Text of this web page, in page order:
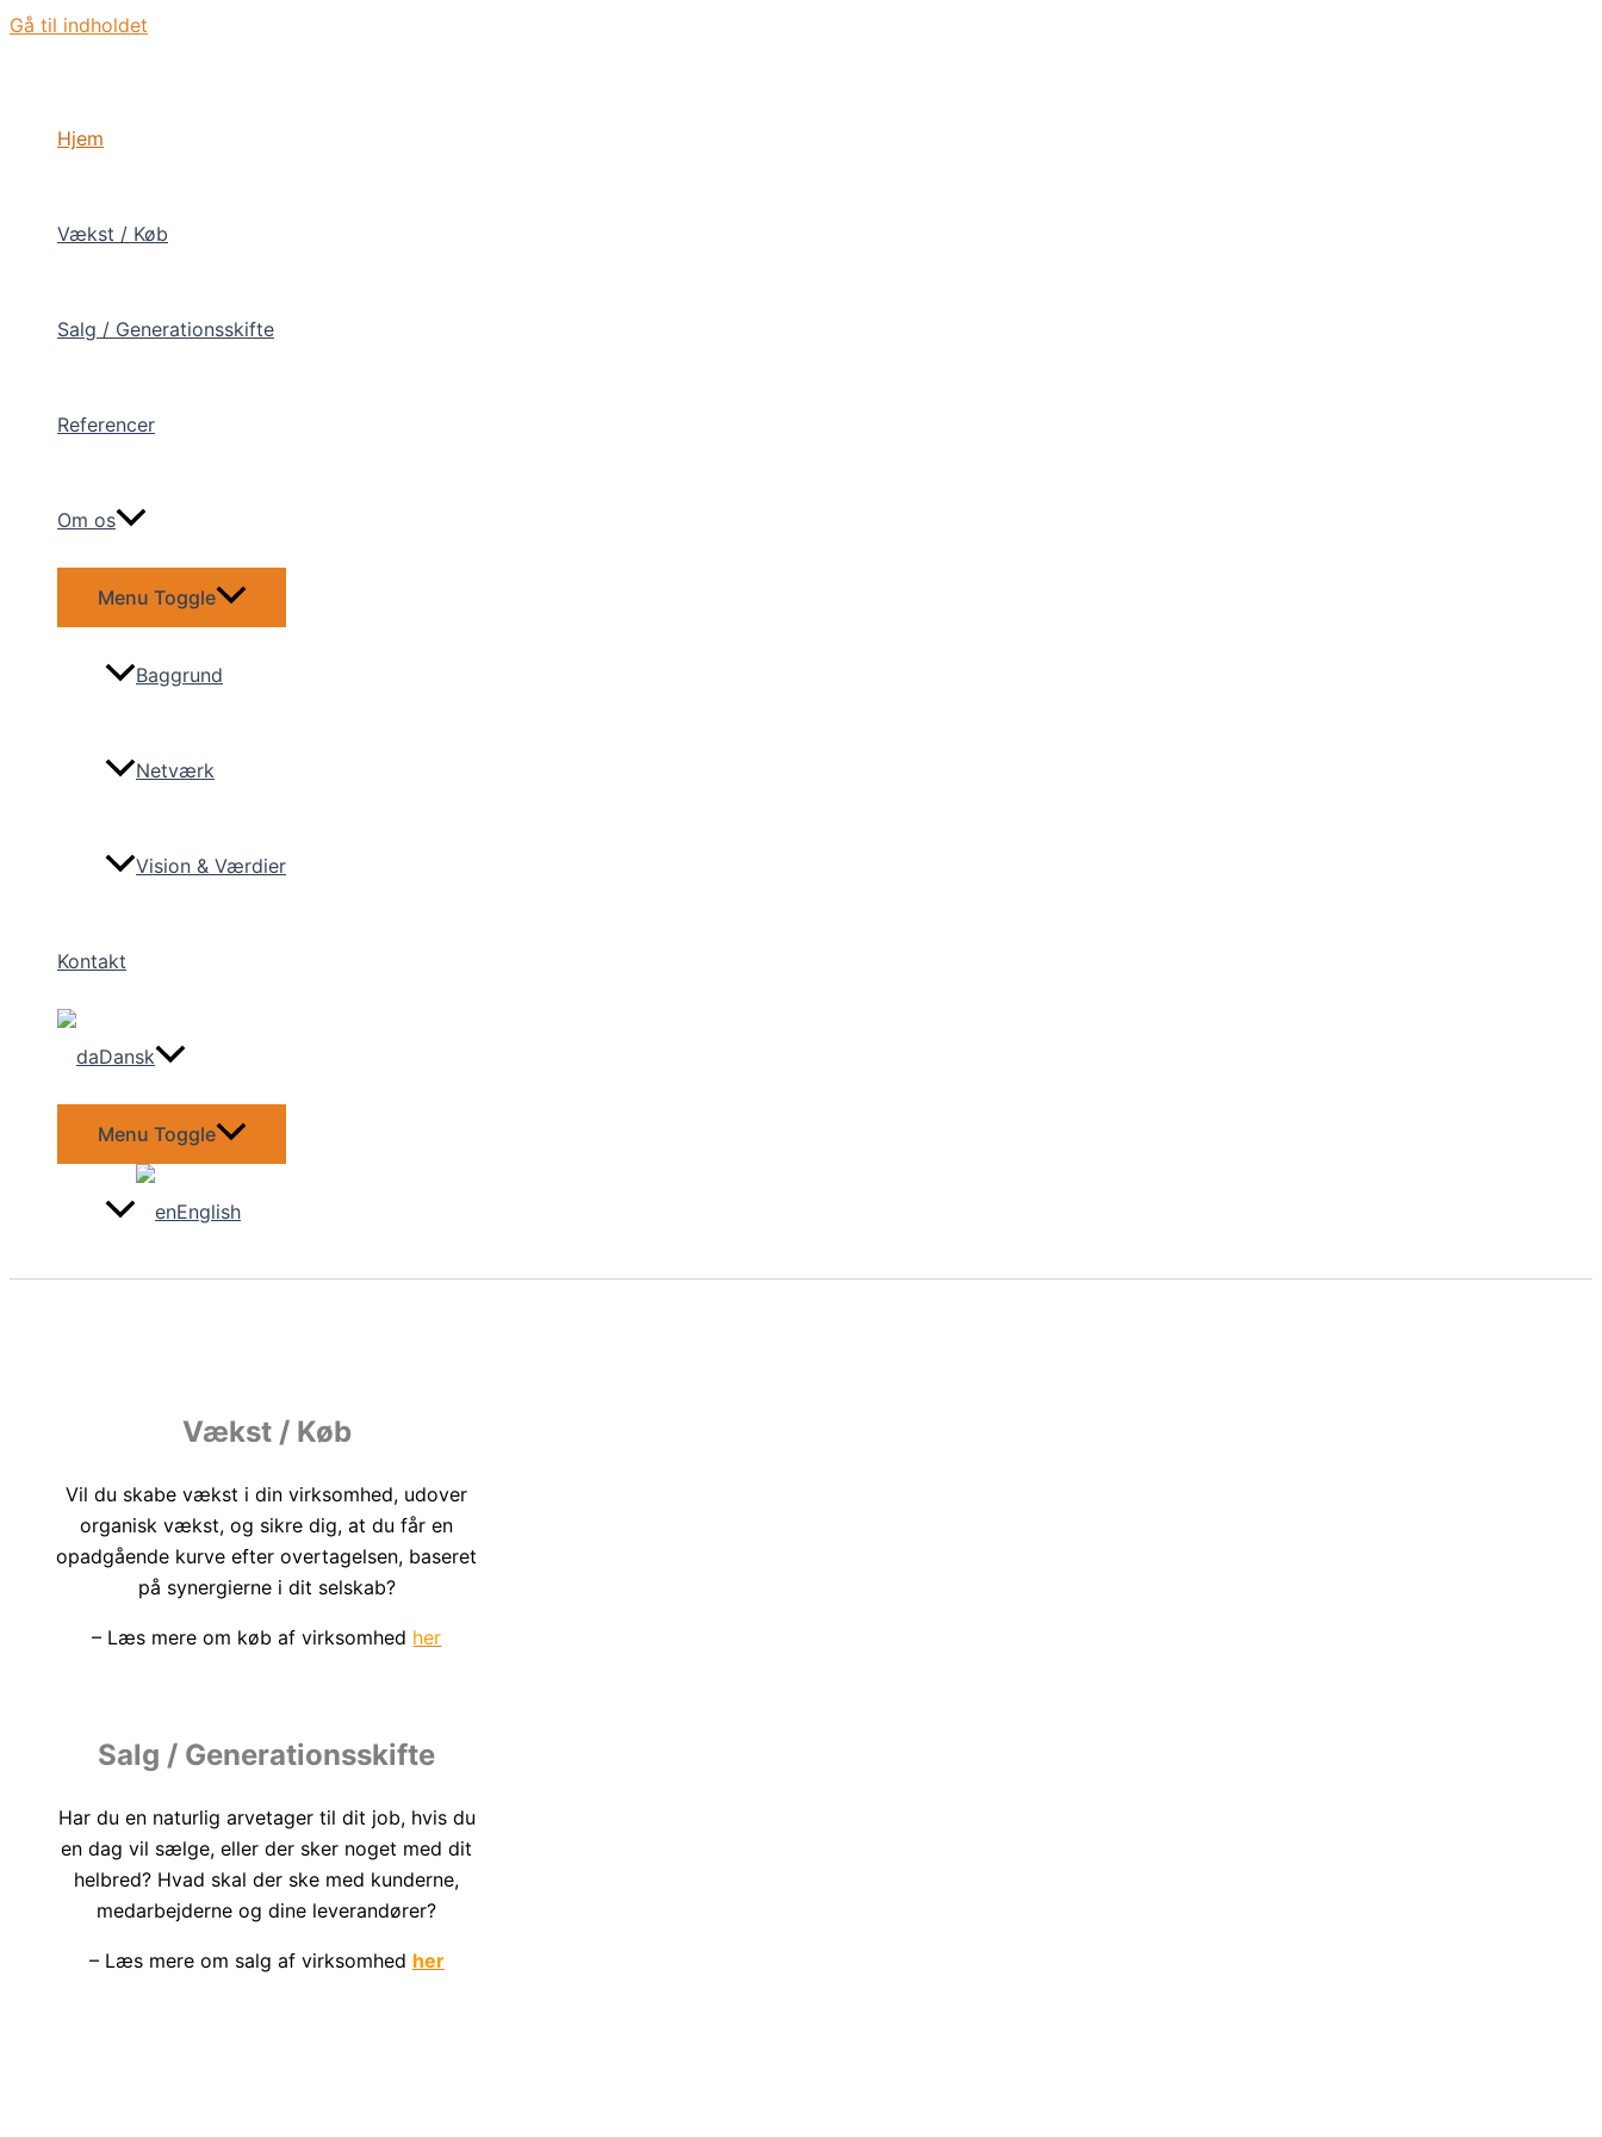
Gå til indholdet
Hjem
Vækst / Køb
Salg / Generationsskifte
Referencer
Om os
Menu Toggle
Baggrund
Netværk
Vision & Værdier
Kontakt
Dansk
Menu Toggle
English
Vækst / Køb
Vil du skabe vækst i din virksomhed, udover
organisk vækst, og sikre dig, at du får en
opadgående kurve efter overtagelsen, baseret
på synergierne i dit selskab?
– Læs mere om køb af virksomhed her
Salg / Generationsskifte
Har du en naturlig arvetager til dit job, hvis du
en dag vil sælge, eller der sker noget med dit
helbred? Hvad skal der ske med kunderne,
medarbejderne og dine leverandører?
– Læs mere om salg af virksomhed her